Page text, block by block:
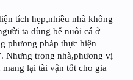
tích hẹp,nhiều nhà không
ta dùng bể nuôi cá ở
phương pháp thực hiện
Nhưng trong nhà,phương vị
mang lại tài vận tốt cho gia